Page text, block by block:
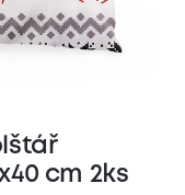
cm 2ks